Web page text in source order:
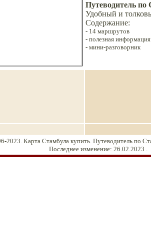
Путеводитель по
Удобный и
Содержание:
- 14маршрутов
- полезная
- мини-разговорник
2023. Карта Стамбула купить. Путеводитель по
Последнее изменение: 26.02.2023 .